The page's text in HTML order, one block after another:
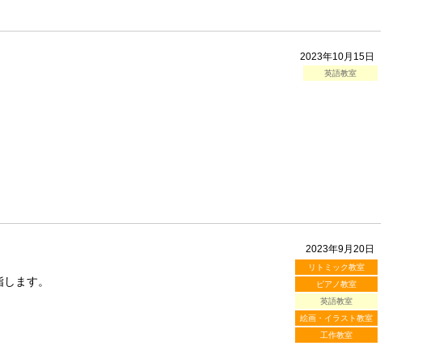
2023年10月15日
英語教室
2023年9月20日
リトミック教室
ピアノ教室
英語教室
絵画・イラスト教室
工作教室
ます。